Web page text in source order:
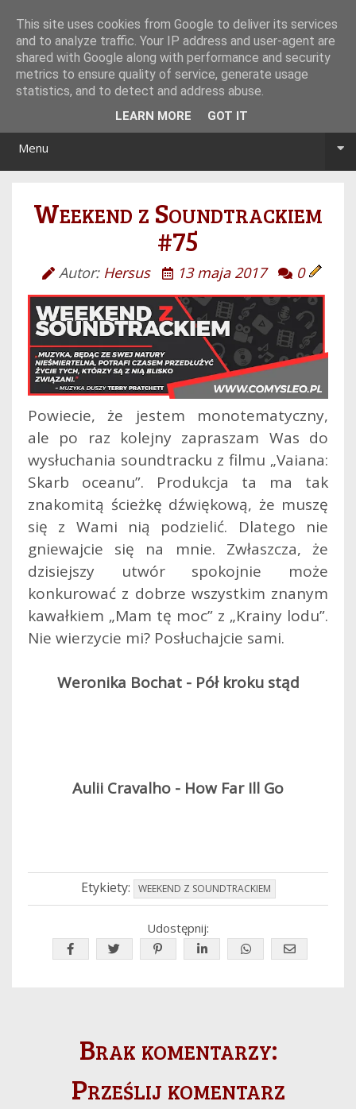
Menu
Weekend z Soundtrackiem
#75
Autor: Hersus 13 maja 2017 0
Powiecie, że jestem monotematyczny,
ale po raz kolejny zapraszam Was do
wysłuchania soundtracku z filmu „Vaiana:
Skarb oceanu”. Produkcja ta ma tak
znakomitą ścieżkę dźwiękową, że muszę
się z Wami nią podzielić. Dlatego nie
gniewajcie się na mnie. Zwłaszcza, że
dzisiejszy utwór spokojnie może
konkurować z dobrze wszystkim znanym
kawałkiem „Mam tę moc” z „Krainy lodu”.
Nie wierzycie mi? Posłuchajcie sami.
Weronika Bochat - Pół kroku stąd
Aulii Cravalho - How Far Ill Go
Etykiety: WEEKEND Z SOUNDTRACKIEM
Udostępnij:
Brak komentarzy:
Prześlij komentarz
This site uses cookies from Google to deliver its services
and to analyze traffic. Your IP address and user-agent are
shared with Google along with performance and security
metrics to ensure quality of service, generate usage
statistics, and to detect and address abuse.
LEARN MORE GOT IT